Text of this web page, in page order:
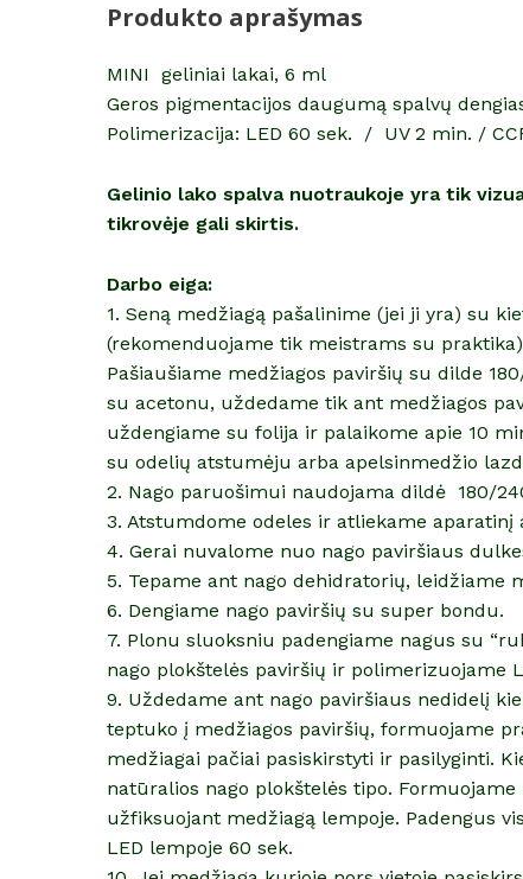
Produkto aprašymas
MINI geliniai lakai, 6 ml
Geros pigmentacijos daugumą spalvų
Polimerizacija: LED 60 sek. / UV 2 min. /
Gelinio lako spalva nuotraukoje yra tik
tikrovėje gali skirtis.
Darbo eiga:
1. Seną medžiagą pašalinime (jei ji yra) su
(rekomenduojame tik meistrams su
Pašiaušiame medžiagos paviršių su dilde
su acetonu, uždedame tik ant medžiagos
uždengiame su folija ir palaikome apie 10
su odelių atstumėju arba apelsinmedžio
2. Nago paruošimui naudojama dildė 180/
3. Atstumdome odeles ir atliekame
4. Gerai nuvalome nuo nago paviršiaus
5. Tepame ant nago dehidratorių, leidžiame
6. Dengiame nago paviršių su super bondu.
7. Plonu sluoksniu padengiame nagus su
nago plokštelės paviršių ir polimerizuojame
9. Uždedame ant nago paviršiaus nedidelį
teptuko į medžiagos paviršių, formuojame
medžiagai pačiai pasiskirstyti ir pasilyginti.
natūralios nago plokštelės tipo.
užfiksuojant medžiagą lempoje. Padengus
LED lempoje 60 sek.